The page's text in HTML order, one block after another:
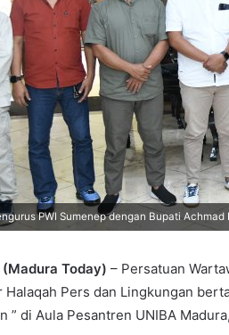
PWI Sumenep dengan Bupati Achmad
Today) – Persatuan
Halaqah Pers dan Lingkungan
” di Aula Pesantren UNIBA